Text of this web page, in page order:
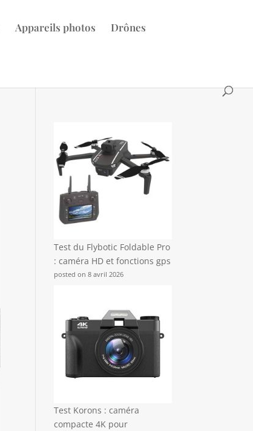
Appareils photos Drônes
Test du Flybotic Foldable Pro
: caméra HD et fonctions gps
posted on 8 avril 2026
Test Korons : caméra
compacte 4K pour